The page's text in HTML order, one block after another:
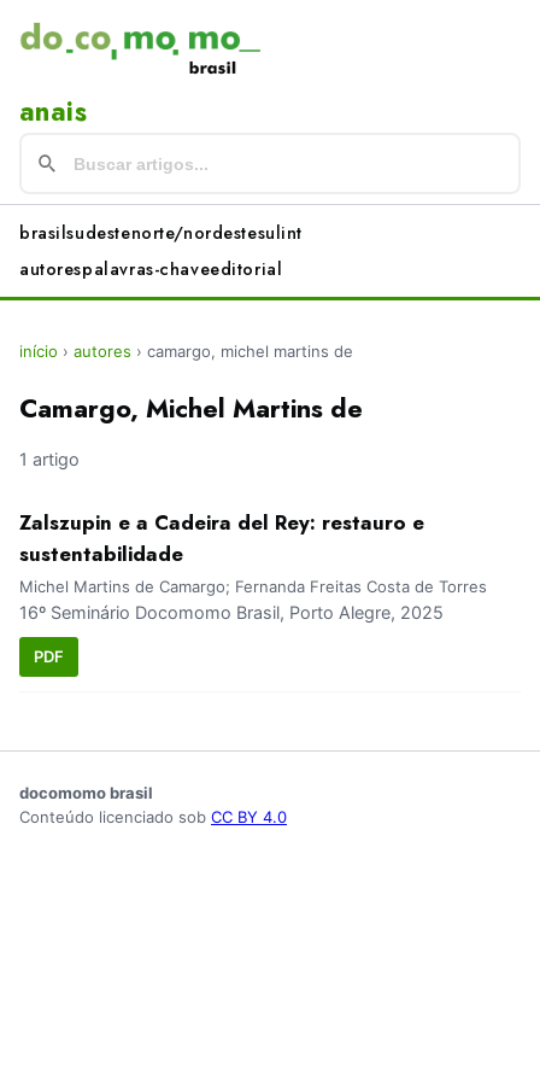
anais
brasilsudestenorte/nordestesulint
autorespalavras-chaveeditorial
início › autores › camargo, michel martins de
Camargo, Michel Martins de
1 artigo
Zalszupin e a Cadeira del Rey: restauro e
sustentabilidade
Michel Martins de Camargo; Fernanda Freitas Costa de Torres
16º Seminário Docomomo Brasil, Porto Alegre, 2025
PDF
docomomo brasil
Conteúdo licenciado sob CC BY 4.0